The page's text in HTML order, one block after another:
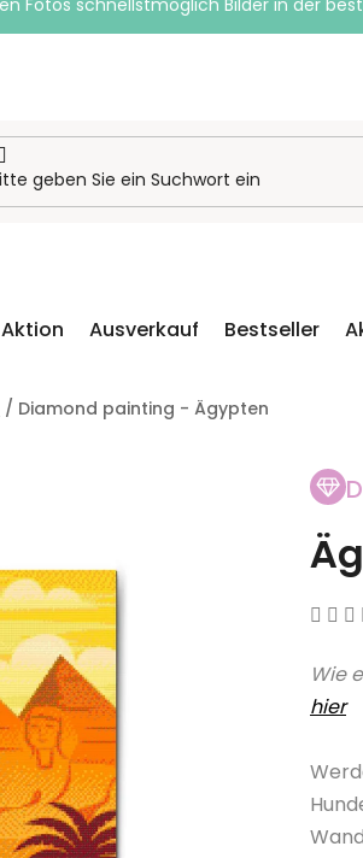
Fotos schnellstmöglich Bilder in der
Aktion Ausverkauf Bestseller
/ Diamond painting - Ägypten
Wie
hier